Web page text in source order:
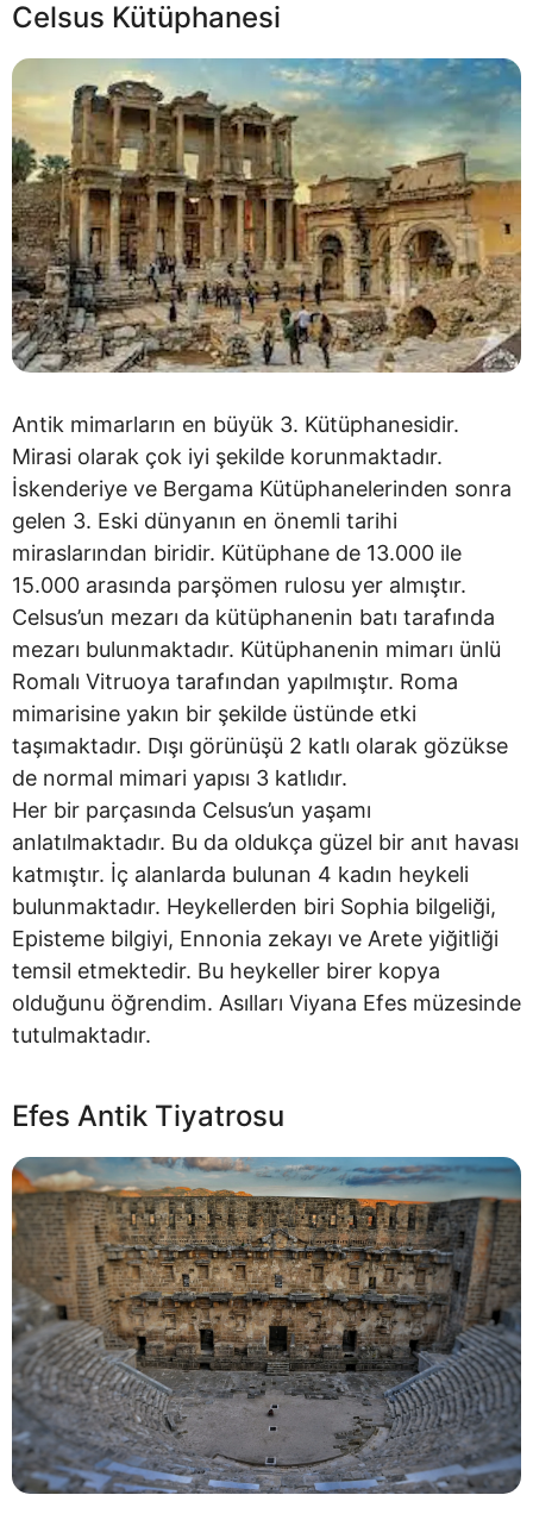
Celsus Kütüphanesi
Antik mimarların en büyük 3. Kütüphanesidir.
Mirasi olarak çok iyi şekilde korunmaktadır.
İskenderiye ve Bergama Kütüphanelerinden sonra
gelen 3. Eski dünyanın en önemli tarihi
miraslarından biridir. Kütüphane de 13.000 ile
15.000 arasında parşömen rulosu yer almıştır.
Celsus’un mezarı da kütüphanenin batı tarafında
mezarı bulunmaktadır. Kütüphanenin mimarı ünlü
Romalı Vitruoya tarafından yapılmıştır. Roma
mimarisine yakın bir şekilde üstünde etki
taşımaktadır. Dışı görünüşü 2 katlı olarak gözükse
de normal mimari yapısı 3 katlıdır.
Her bir parçasında Celsus’un yaşamı
anlatılmaktadır. Bu da oldukça güzel bir anıt havası
katmıştır. İç alanlarda bulunan 4 kadın heykeli
bulunmaktadır. Heykellerden biri Sophia bilgeliği,
Episteme bilgiyi, Ennonia zekayı ve Arete yiğitliği
temsil etmektedir. Bu heykeller birer kopya
olduğunu öğrendim. Asılları Viyana Efes müzesinde
tutulmaktadır.
Efes Antik Tiyatrosu